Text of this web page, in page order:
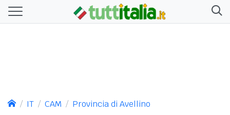
IT CAM Provincia di Avellino